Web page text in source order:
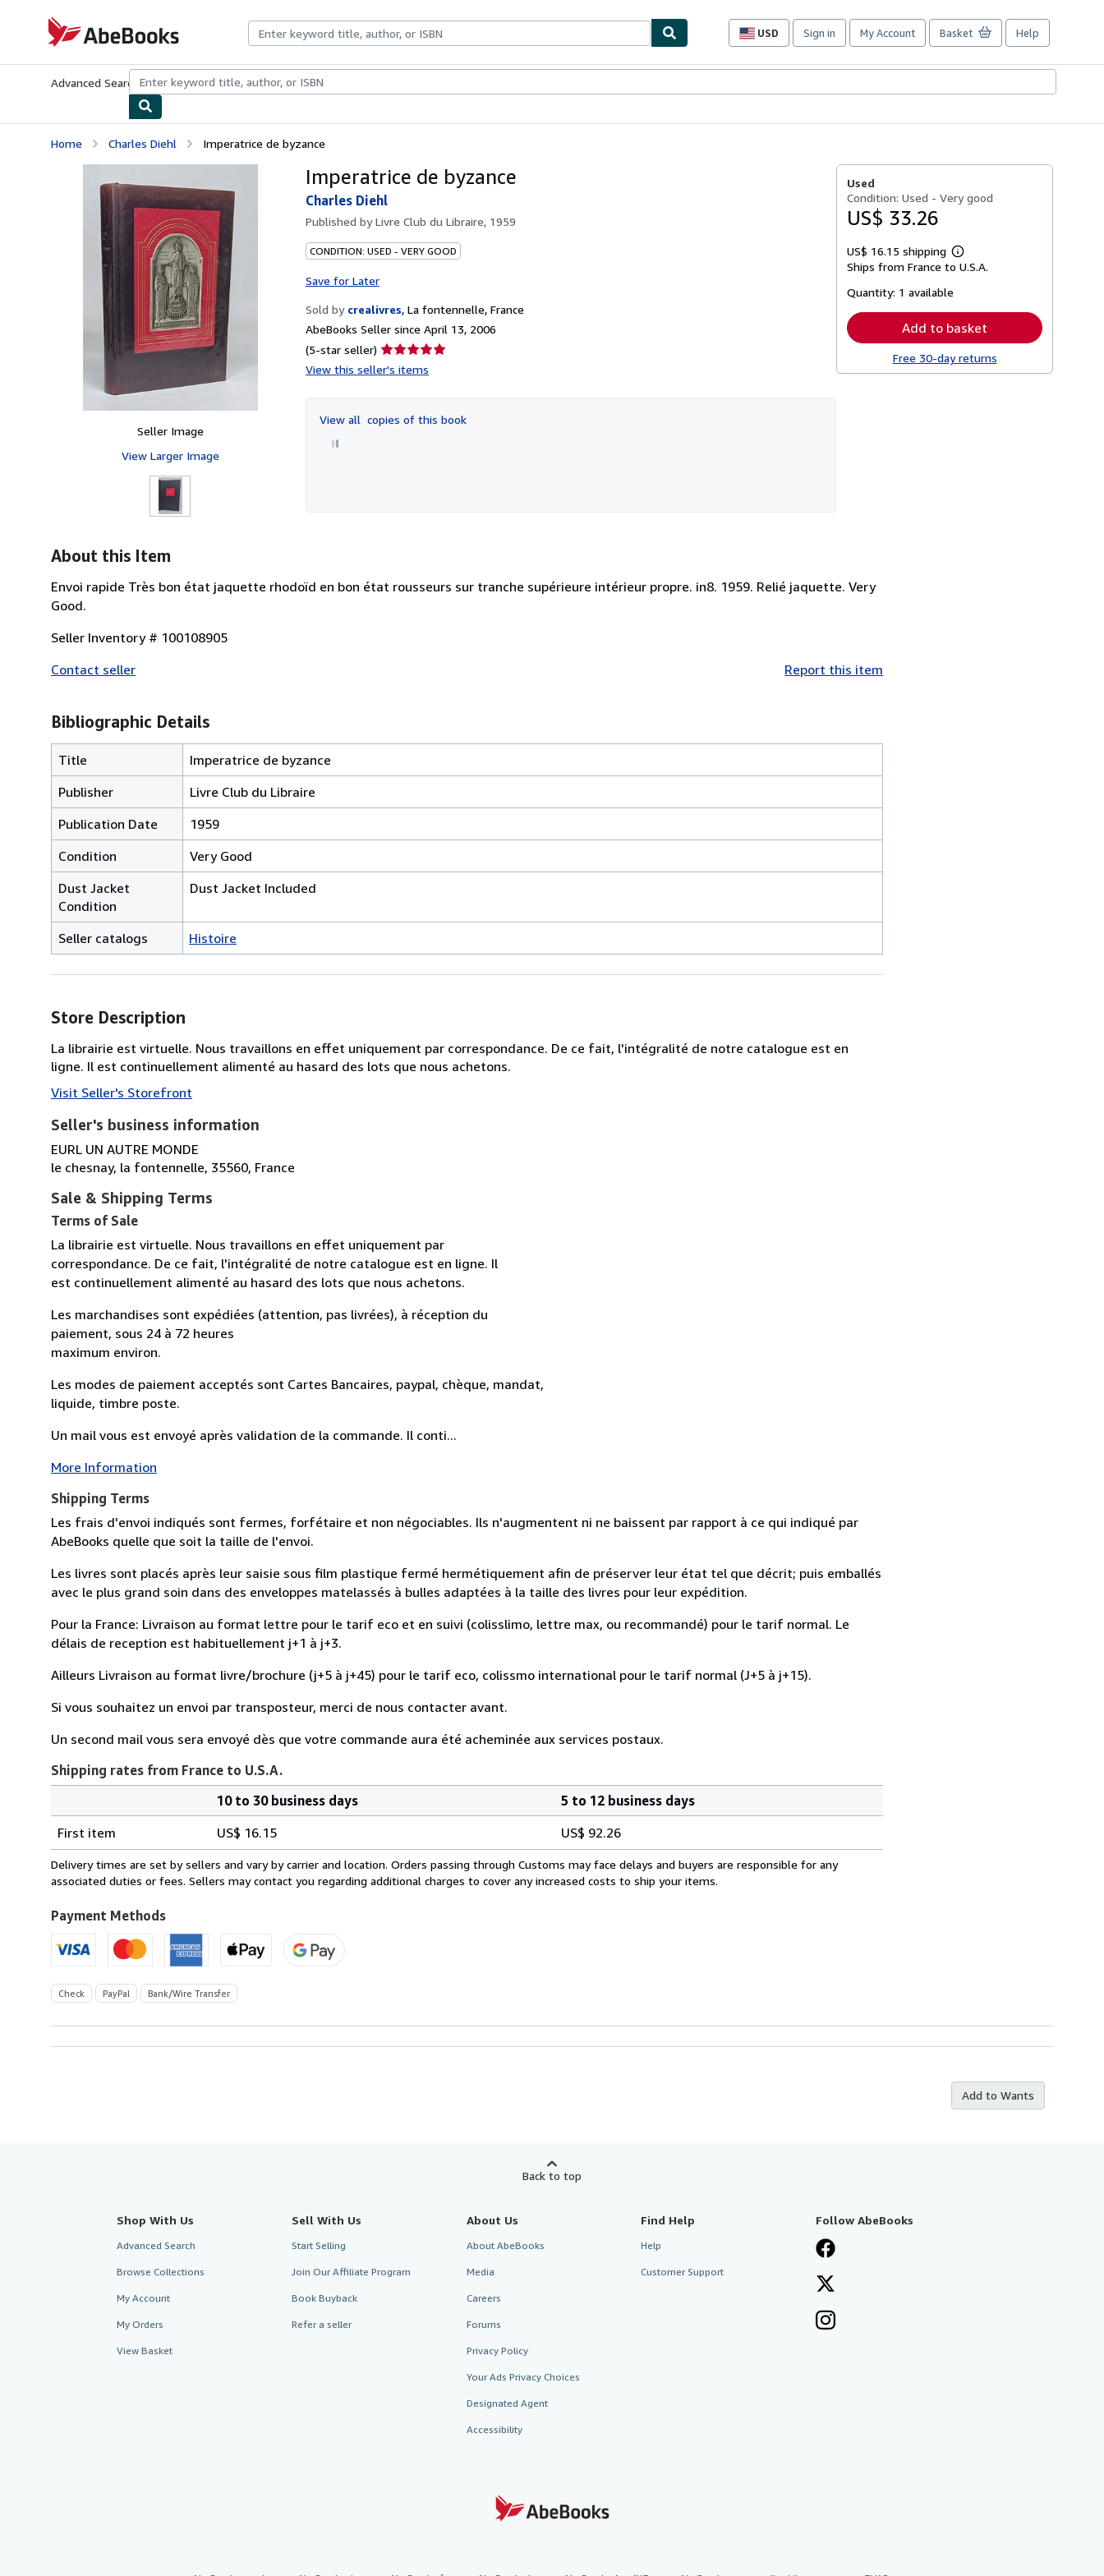
AbeBooks.com
USD
Site
preferences
Sign in My Account Basket Help
Advanced Search Browse CollectionsRare BooksArt & Collectibles
Home Charles Diehl Imperatrice de byzance
Seller Image
View Larger Image
Imperatrice de byzance
Charles Diehl
Published byLivre Club du Libraire, 1959
CONDITION: USED - VERY GOOD
Save for Later
Sold by crealivres, La fontennelle, France
AbeBooks Seller since April 13, 2006
(5-star seller) Seller
rating
of
5
View this seller's items
View all copies of this book
Used
Condition: Used - Very good
US$ 33.26
US$ 16.15 shipping
Learn
more
Ships from France to U.S.A.
Quantity: 1 available
Add to basket
Free 30-day returns
About this Item
Envoi rapide Très bon état jaquette rhodoïd en bon état rousseurs sur tranche supérieure intérieur propre. in8. 1959. Relié jaquette. Very
Good.
Seller Inventory # 100108905
Contact seller
Report this item
Bibliographic Details
Title
Imperatrice de byzance
Publisher
Livre Club du Libraire
Publication Date
1959
Condition
Very Good
Dust Jacket
Condition
Dust Jacket Included
Seller catalogs Histoire
Store Description
La librairie est virtuelle. Nous travaillons en effet uniquement par correspondance. De ce fait, l'intégralité de notre catalogue est en
ligne. Il est continuellement alimenté au hasard des lots que nous achetons.
Visit Seller's Storefront
Seller's business information
EURL UN AUTRE MONDE
le chesnay, la fontennelle, 35560, France
Sale & Shipping Terms
Terms of Sale
La librairie est virtuelle. Nous travaillons en effet uniquement par
correspondance. De ce fait, l'intégralité de notre catalogue est en ligne. Il
est continuellement alimenté au hasard des lots que nous achetons.
Les marchandises sont expédiées (attention, pas livrées), à réception du
paiement, sous 24 à 72 heures
maximum environ.
Les modes de paiement acceptés sont Cartes Bancaires, paypal, chèque, mandat,
liquide, timbre poste.
Un mail vous est envoyé après validation de la commande. Il conti...
More Information
Shipping Terms
Les frais d'envoi indiqués sont fermes, forfétaire et non négociables. Ils n'augmentent ni ne baissent par rapport à ce qui indiqué par
AbeBooks quelle que soit la taille de l'envoi.
Les livres sont placés après leur saisie sous film plastique fermé hermétiquement afin de préserver leur état tel que décrit; puis emballés
avec le plus grand soin dans des enveloppes matelassés à bulles adaptées à la taille des livres pour leur expédition.
Pour la France: Livraison au format lettre pour le tarif eco et en suivi (colisslimo, lettre max, ou recommandé) pour le tarif normal. Le
délais de reception est habituellement j+1 à j+3.
Ailleurs Livraison au format livre/brochure (j+5 à j+45) pour le tarif eco, colissmo international pour le tarif normal (J+5 à j+15).
Si vous souhaitez un envoi par transposteur, merci de nous contacter avant.
Un second mail vous sera envoyé dès que votre commande aura été acheminée aux services postaux.
Shipping rates from France to U.S.A.
rates
from
France
U.S.A.
10 to 30 business days
5 to 12 business days
First item
US$ 16.15 US$ 92.26
Delivery times are set by sellers and vary by carrier and location. Orders passing through Customs may face delays and buyers are responsible for any
associated duties or fees. Sellers may contact you regarding additional charges to cover any increased costs to ship your items.
Payment Methods
Check PayPal Bank/Wire Transfer
Add to Wants
Back to top
Shop With Us
Advanced Search
Browse Collections
My Account
My Orders
View Basket
Sell With Us
Start Selling
Join Our Affiliate Program
Book Buyback
Refer a seller
About Us
About AbeBooks
Media
Careers
Forums
Privacy Policy
Your Ads Privacy Choices
Designated Agent
Accessibility
Find Help
Help
Customer Support
Follow AbeBooks